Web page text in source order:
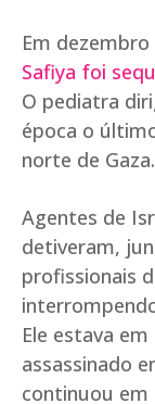
Em dezembro
Safiya foi
O pediatra
época o
norte de Gaza.
Agentes de
detiveram,
profissionais
Ele estava
assassinado
continuou em